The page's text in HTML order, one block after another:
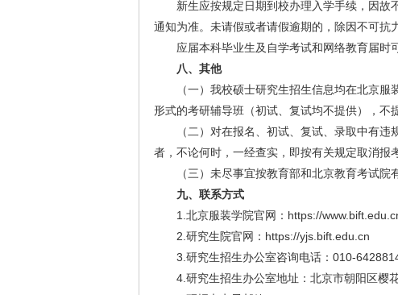
新生应按规定日期到校办理入学手续，因
通知为准。未请假或者请假逾期的，除因不可抗
应届本科毕业生及自学考试和网络教育届时
八、其他
（一）我校硕士研究生招生信息均在北京
形式的考研辅导班（初试、复试均不提供），不
（二）对在报名、初试、复试、录取中有
者，不论何时，一经查实，即按有关规定取消报
（三）未尽事宜按教育部和北京教育考试
九、联系方式
1.北京服装学院官网：https://
2.研究生院官网：https://yjs.bift.edu.cn
3.研究生招生办公室咨询电话：010-
4.研究生招生办公室地址：北京市朝阳区樱